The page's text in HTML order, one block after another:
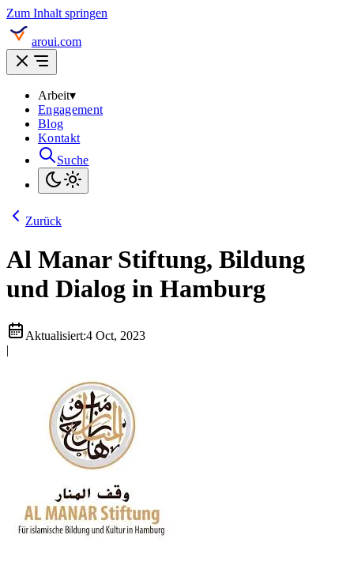
Zum Inhalt springen
aroui.com
Arbeit▾
Engagement
Blog
Kontakt
Suche
Zurück
Al Manar Stiftung, Bildung
und Dialog in Hamburg
Aktualisiert:4 Oct, 2023
|